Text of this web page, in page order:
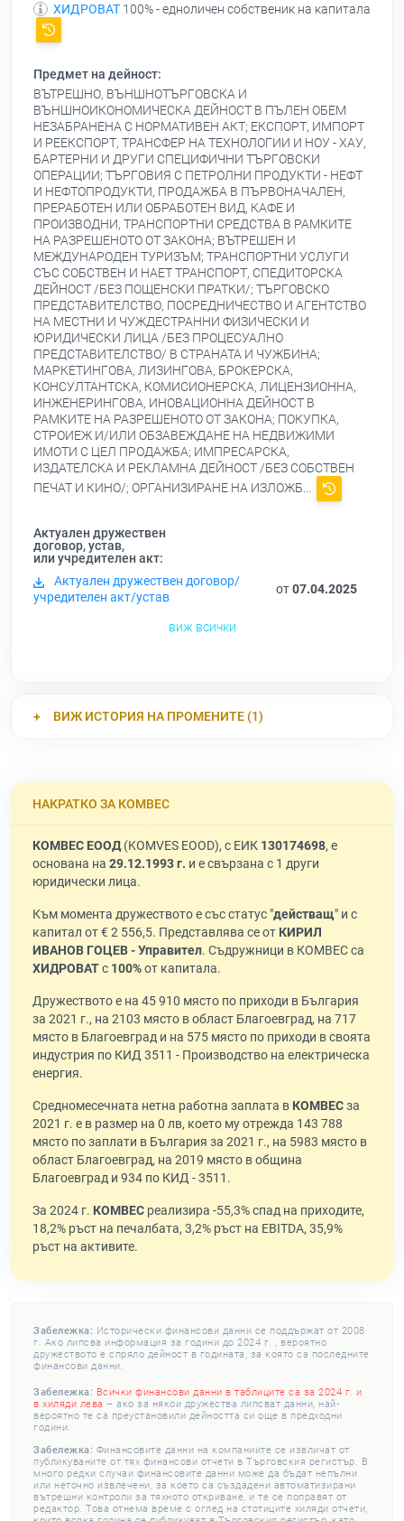
ХИДРОВАТ 100% - едноличен собственик на капитала
Предмет на дейност:
ВЪТРЕШНО, ВЪНШНОТЪРГОВСКА И
ВЪНШНОИКОНОМИЧЕСКА ДЕЙНОСТ В ПЪЛЕН ОБЕМ
НЕЗАБРАНЕНА С НОРМАТИВЕН АКТ; ЕКСПОРТ, ИМПОРТ
И РЕЕКСПОРТ, ТРАНСФЕР НА ТЕХНОЛОГИИ И НОУ - ХАУ,
БАРТЕРНИ И ДРУГИ СПЕЦИФИЧНИ ТЪРГОВСКИ
ОПЕРАЦИИ; ТЪРГОВИЯ С ПЕТРОЛНИ ПРОДУКТИ - НЕФТ
И НЕФТОПРОДУКТИ, ПРОДАЖБА В ПЪРВОНАЧАЛЕН,
ПРЕРАБОТЕН ИЛИ ОБРАБОТЕН ВИД, КАФЕ И
ПРОИЗВОДНИ, ТРАНСПОРТНИ СРЕДСТВА В РАМКИТЕ
НА РАЗРЕШЕНОТО ОТ ЗАКОНА; ВЪТРЕШЕН И
МЕЖДУНАРОДЕН ТУРИЗЪМ; ТРАНСПОРТНИ УСЛУГИ
СЪС СОБСТВЕН И НАЕТ ТРАНСПОРТ, СПЕДИТОРСКА
ДЕЙНОСТ /БЕЗ ПОЩЕНСКИ ПРАТКИ/; ТЪРГОВСКО
ПРЕДСТАВИТЕЛСТВО, ПОСРЕДНИЧЕСТВО И АГЕНТСТВО
НА МЕСТНИ И ЧУЖДЕСТРАННИ ФИЗИЧЕСКИ И
ЮРИДИЧЕСКИ ЛИЦА /БЕЗ ПРОЦЕСУАЛНО
ПРЕДСТАВИТЕЛСТВО/ В СТРАНАТА И ЧУЖБИНА;
МАРКЕТИНГОВА, ЛИЗИНГОВА, БРОКЕРСКА,
КОНСУЛТАНТСКА, КОМИСИОНЕРСКА, ЛИЦЕНЗИОННА,
ИНЖЕНЕРИНГОВА, ИНОВАЦИОННА ДЕЙНОСТ В
РАМКИТЕ НА РАЗРЕШЕНОТО ОТ ЗАКОНА; ПОКУПКА,
СТРОИЕЖ И/ИЛИ ОБЗАВЕЖДАНЕ НА НЕДВИЖИМИ
ИМОТИ С ЦЕЛ ПРОДАЖБА; ИМПРЕСАРСКА,
ИЗДАТЕЛСКА И РЕКЛАМНА ДЕЙНОСТ /БЕЗ СОБСТВЕН
ПЕЧАТ И КИНО/; ОРГАНИЗИРАНЕ НА ИЗЛОЖБ...
Актуален дружествен
договор, устав,
или учредителен акт:
Актуален дружествен договор/
учредителен акт/устав
от07.04.2025
виж всички
ВИЖ ИСТОРИЯ НА ПРОМЕНИТЕ (1)
НАКРАТКО ЗА КОМВЕС
КОМВЕС ЕООД(KOMVES EOOD), с ЕИК 130174698, е
основана на 29.12.1993 г. и е свързана с 1 други
юридически лица.
Към момента дружеството е със статус "действащ" и с
капитал от € 2 556,5. Представлява се от КИРИЛ
ИВАНОВ ГОЦЕВ - Управител. Съдружници в КОМВЕС са
ХИДРОВАТс 100%от капитала.
Дружеството е на 45 910 място по приходи в България
за 2021 г., на 2103 място в област Благоевград, на 717
място в Благоевград и на 575 място по приходи в своята
индустрия по КИД 3511 - Производство на електрическа
енергия.
Средномесечната нетна работна заплата в КОМВЕСза
2021 г. е в размер на 0 лв, което му отрежда 143 788
място по заплати в България за 2021 г., на 5983 място в
област Благоевград, на 2019 място в община
Благоевград и 934 по КИД - 3511.
За 2024 г. КОМВЕС реализира -55,3% спад на приходите,
18,2% ръст на печалбата, 3,2% ръст на EBITDA, 35,9%
ръст на активите.
Забележка: Исторически финансови данни се поддържат от 2008
г. Ако липсва информация за години до 2024 г. , вероятно
дружеството е спряло дейност в годината, за която са последните
финансови данни.
Забележка: Всички финансови данни в таблиците са за 2024 г. и
в хиляди лева – ако за някои дружества липсват данни, най-
вероятно те са преустановили дейността си още в предходни
години.
Забележка: Финансовите данни на компаниите се извличат от
публикуваните от тях финансови отчети в Търговския регистър. В
много редки случаи финансовите данни може да бъдат непълни
или неточно извлечени, за което са създадени автоматизирани
вътрешни контроли за тяхното откриване, и те се поправят от
редактор. Това отнема време с оглед на стотиците хиляди отчети,